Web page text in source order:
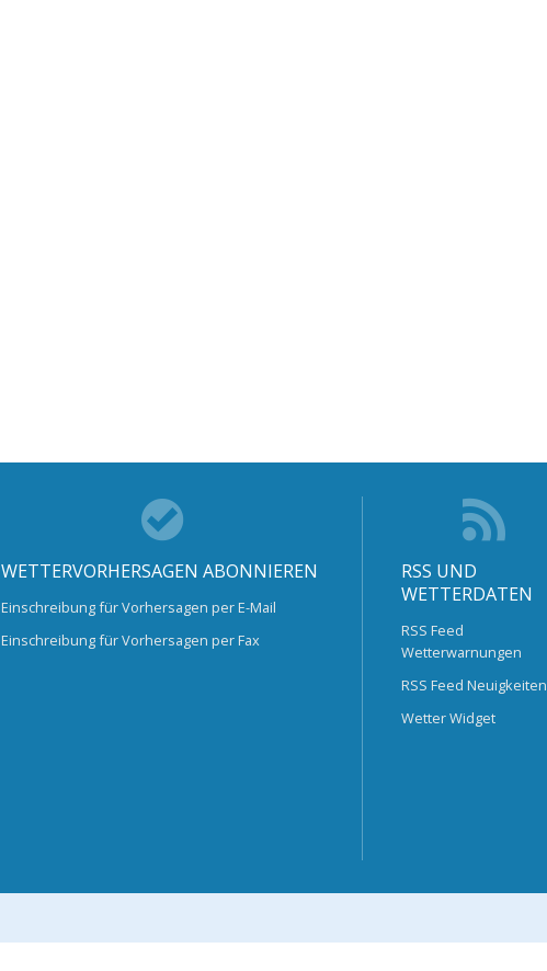
WETTERVORHERSAGEN ABONNIEREN
Einschreibung für Vorhersagen per E-Mail
Einschreibung für Vorhersagen per Fax
RSS UND
WETTERDATEN
RSS Feed
Wetterwarnungen
RSS Feed Neuigkeiten
Wetter Widget